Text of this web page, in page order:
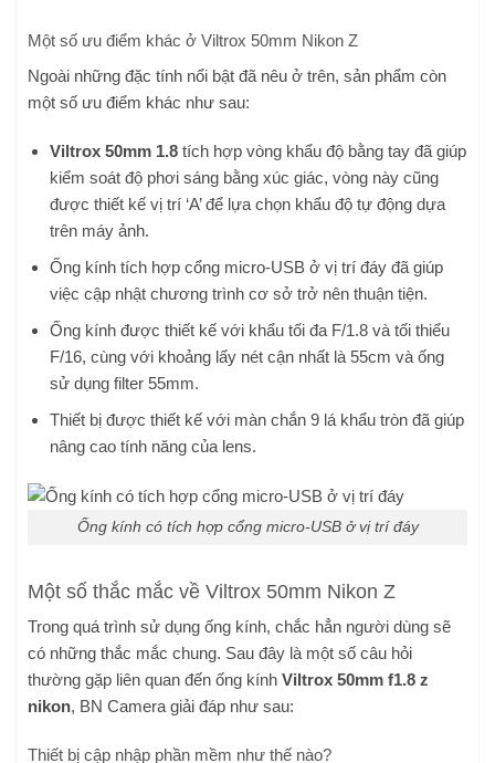
Một số ưu điểm khác ở Viltrox 50mm Nikon Z
Ngoài những đặc tính nổi bật đã nêu ở trên, sản phẩm còn
một số ưu điểm khác như sau:
Viltrox 50mm 1.8tích hợp vòng khẩu độ bằng tay đã giúp
kiểm soát độ phơi sáng bằng xúc giác, vòng này cũng
được thiết kế vị trí ‘A’ để lựa chọn khẩu độ tự động dựa
trên máy ảnh.
Ống kính tích hợp cổng micro-USB ở vị trí đáy đã giúp
việc cập nhật chương trình cơ sở trở nên thuận tiện.
Ống kính được thiết kế với khẩu tối đa F/1.8 và tối thiểu
F/16, cùng với khoảng lấy nét cận nhất là 55cm và ống
sử dụng filter 55mm.
Thiết bị được thiết kế với màn chắn 9 lá khẩu tròn đã giúp
nâng cao tính năng của lens.
Ống kính có tích hợp cổng micro-USB ở vị trí đáy
Một số thắc mắc về Viltrox 50mm Nikon Z
Trong quá trình sử dụng ống kính, chắc hẳn người dùng sẽ
có những thắc mắc chung. Sau đây là một số câu hỏi
thường gặp liên quan đến ống kính Viltrox 50mm f1.8 z
nikon, BN Camera giải đáp như sau:
Thiết bị cập nhập phần mềm như thế nào?